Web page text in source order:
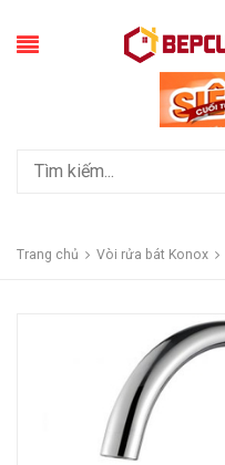
Trang chủ Vòi rửa bát Konox